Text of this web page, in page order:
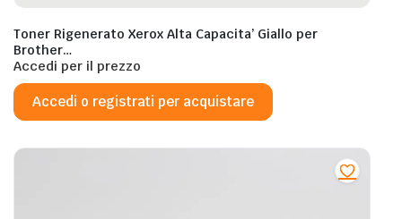
Toner Rigenerato Xerox Alta Capacita’ Giallo per
Brother
TN423BK/HLL8260/HLL8360/DCP/L8410/MFC/L8690/L8900
– 4.000 Pagine al 5%
Accedi per il prezzo
Accedi o registrati per acquistare